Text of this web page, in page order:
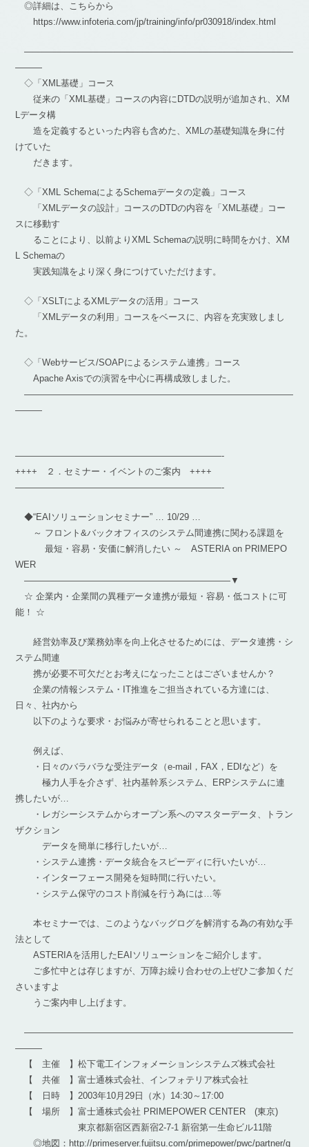
◎詳細は、こちらから
https://www.infoteria.com/jp/training/info/pr030918/index.html
――――――――――――――――――――――――――――――
―――
◇「XML基礎」コース
従来の「XML基礎」コースの内容にDTDの説明が追加され、XM
Lデータ構
造を定義するといった内容も含めた、XMLの基礎知識を身に付
けていた
だきます。
◇「XML SchemaによるSchemaデータの定義」コース
「XMLデータの設計」コースのDTDの内容を「XML基礎」コー
スに移動す
ることにより、以前よりXML Schemaの説明に時間をかけ、XM
L Schemaの
実践知識をより深く身につけていただけます。
◇「XSLTによるXMLデータの活用」コース
「XMLデータの利用」コースをベースに、内容を充実致しまし
た。
◇「Webサービス/SOAPによるシステム連携」コース
Apache Axisでの演習を中心に再構成致しました。
――――――――――――――――――――――――――――――
―――
———————————————————————-
++++ ２．セミナー・イベントのご案内 ++++
———————————————————————-
◆“EAIソリューションセミナー” … 10/29 …
～ フロント&バックオフィスのシステム間連携に関わる課題を
最短・容易・安価に解消したい ～ ASTERIA on PRIMEPO
WER
———————————————————————▼
☆ 企業内・企業間の異種データ連携が最短・容易・低コストに可
能！ ☆
経営効率及び業務効率を向上化させるためには、データ連携・シ
ステム間連
携が必要不可欠だとお考えになったことはございませんか？
企業の情報システム・IT推進をご担当されている方達には、
日々、社内から
以下のような要求・お悩みが寄せられることと思います。
例えば、
・日々のバラバラな受注データ（e-mail，FAX，EDIなど）を
極力人手を介さず、社内基幹系システム、ERPシステムに連
携したいが…
・レガシーシステムからオープン系へのマスターデータ、トラン
ザクション
データを簡単に移行したいが…
・システム連携・データ統合をスピーディに行いたいが…
・インターフェース開発を短時間に行いたい。
・システム保守のコスト削減を行う為には…等
本セミナーでは、このようなバッグログを解消する為の有効な手
法として
ASTERIAを活用したEAIソリューションをご紹介します。
ご多忙中とは存じますが、万障お繰り合わせの上ぜひご参加くだ
さいますよ
うご案内申し上げます。
――――――――――――――――――――――――――――――
―――
【 主催 】松下電工インフォメーションシステムズ株式会社
【 共催 】富士通株式会社、インフォテリア株式会社
【 日時 】2003年10月29日（水）14:30～17:00
【 場所 】富士通株式会社 PRIMEPOWER CENTER (東京)
東京都新宿区西新宿2-7-1 新宿第一生命ビル11階
◎地図：http://primeserver.fujitsu.com/primepower/pwc/partner/g